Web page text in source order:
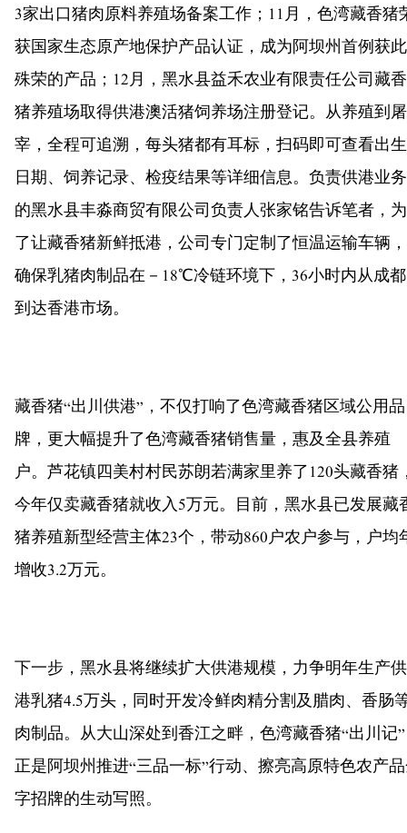
3家出口猪肉原料养殖场备案工作；11月，色湾藏香猪
获国家生态原产地保护产品认证，成为阿坝州首例获此
殊荣的产品；12月，黑水县益禾农业有限责任公司藏香
猪养殖场取得供港澳活猪饲养场注册登记。从养殖到屠
宰，全程可追溯，每头猪都有耳标，扫码即可查看出生
日期、饲养记录、检疫结果等详细信息。负责供港业务
的黑水县丰淼商贸有限公司负责人张家铭告诉笔者，为
了让藏香猪新鲜抵港，公司专门定制了恒温运输车辆，
确保乳猪肉制品在－18℃冷链环境下，36小时内从成都
到达香港市场。
藏香猪“出川供港”，不仅打响了色湾藏香猪区域公用品
牌，更大幅提升了色湾藏香猪销售量，惠及全县养殖
户。芦花镇四美村村民苏朗若满家里养了120头藏香猪
今年仅卖藏香猪就收入5万元。目前，黑水县已发展藏
猪养殖新型经营主体23个，带动860户农户参与，户均
增收3.2万元。
下一步，黑水县将继续扩大供港规模，力争明年生产供
港乳猪4.5万头，同时开发冷鲜肉精分割及腊肉、香肠
肉制品。从大山深处到香江之畔，色湾藏香猪“出川记
正是阿坝州推进“三品一标”行动、擦亮高原特色农产
字招牌的生动写照。